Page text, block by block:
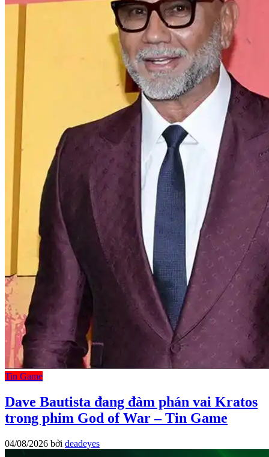
Tin Game
Dave Bautista đang đàm phán vai Kratos
trong phim God of War – Tin Game
04/08/2026 bởi deadeyes